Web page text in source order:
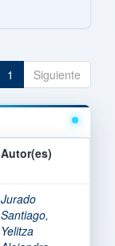
1 Siguiente
Autor(es)
Jurado
Santiago,
Yelitza